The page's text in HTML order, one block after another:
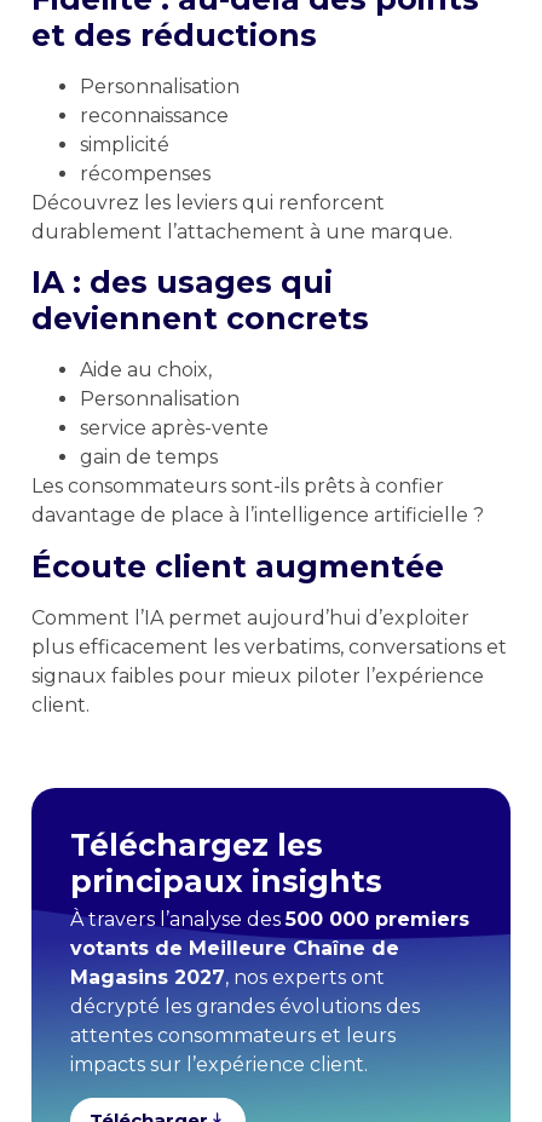
et des réductions
Personnalisation
reconnaissance
simplicité
récompenses
Découvrez les leviers qui renforcent
durablement l’attachement à une marque.
IA : des usages qui
deviennent concrets
Aide au choix,
Personnalisation
service après-vente
gain de temps
Les consommateurs sont-ils prêts à confier
davantage de place à l’intelligence artificielle ?
Écoute client augmentée
Comment l’IA permet aujourd’hui d’exploiter
plus efficacement les verbatims, conversations et
signaux faibles pour mieux piloter l’expérience
client.
Téléchargez les
principaux insights
À travers l’analyse des500 000 premiers
votants de Meilleure Chaîne de
Magasins 2027, nos experts ont
décrypté les grandes évolutions des
attentes consommateurs et leurs
impacts sur l’expérience client.